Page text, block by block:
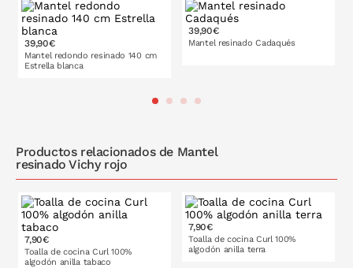
39,90€
Mantel redondo resinado 140 cm
Estrella blanca
39,90€
Mantel resinado Cadaqués
140x140
cm
Productos relacionados de Mantel
resinado Vichy rojo
7,90€
Toalla de cocina Curl 100%
algodón anilla tabaco
7,90€
Toalla de cocina Curl 100%
algodón anilla terra